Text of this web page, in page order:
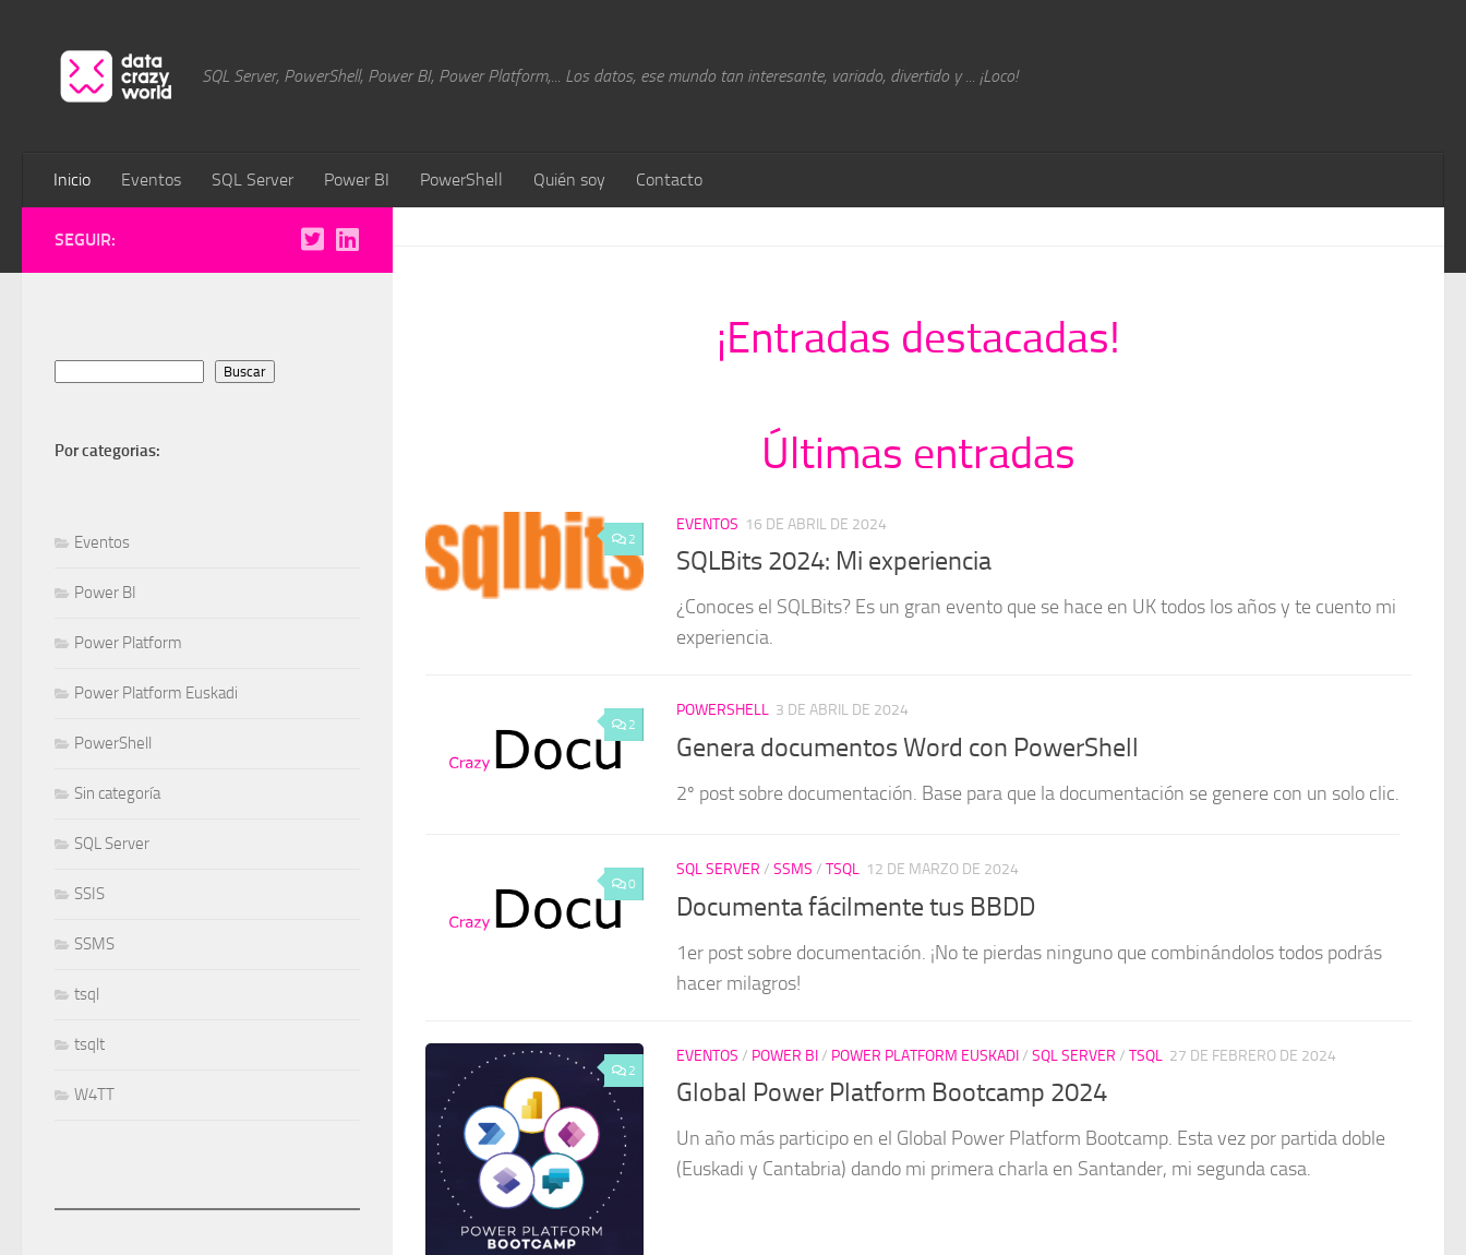
SQL Server, PowerShell, Power BI, Power Platform,... Los datos, ese mundo tan interesante, variado, divertido y ... ¡Loco!
Inicio Eventos SQL Server Power BI PowerShell Quién soy Contacto
¡Entradas destacadas!
Últimas entradas
2
EVENTOS 16 DE ABRIL DE 2024
SQLBits 2024: Mi experiencia
¿Conoces el SQLBits? Es un gran evento que se hace en UK todos los años y te cuento mi
experiencia.
2
POWERSHELL 3 DE ABRIL DE 2024
Genera documentos Word con PowerShell
2º post sobre documentación. Base para que la documentación se genere con un solo clic.
0
SQL SERVER / SSMS / TSQL 12 DE MARZO DE 2024
Documenta fácilmente tus BBDD
1er post sobre documentación. ¡No te pierdas ninguno que combinándolos todos podrás
hacer milagros!
2
EVENTOS / POWER BI/ POWER PLATFORM EUSKADI/ SQL SERVER / TSQL 27 DE FEBRERO DE 2024
Global Power Platform Bootcamp 2024
Un año más participo en el Global Power Platform Bootcamp. Esta vez por partida doble
(Euskadi y Cantabria) dando mi primera charla en Santander, mi segunda casa.
SEGUIR:
Buscar
Por categorias:
Eventos
Power BI
Power Platform
Power Platform Euskadi
PowerShell
Sin categoría
SQL Server
SSIS
SSMS
tsql
tsqlt
W4TT